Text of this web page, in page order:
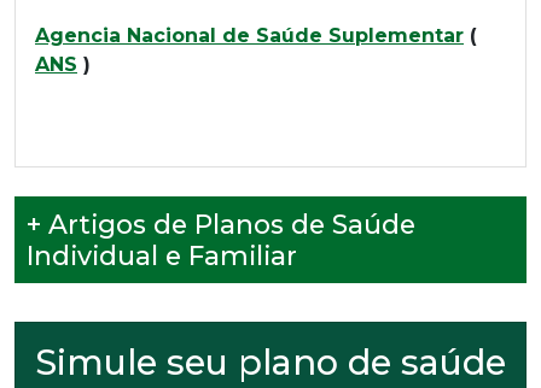
Agencia Nacional de Saúde Suplementar (
ANS )
+ Artigos de Planos de Saúde
Individual e Familiar
Simule seu plano de saúde